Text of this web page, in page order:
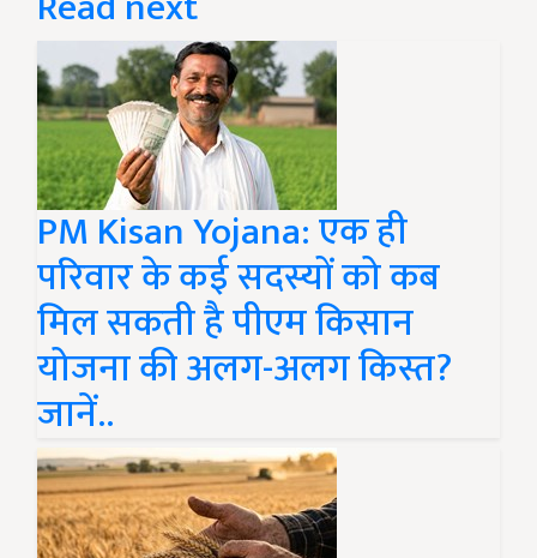
PM Kisan Yojana: एक ही
परिवार के कई सदस्यों को कब
मिल सकती है पीएम किसान
योजना की अलग-अलग किस्त?
जानें..